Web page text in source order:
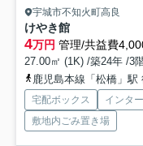
宇城市不知火町高良
けやき館
4万円 管理/共益費
27.00㎡ (1K) /築24年 /3
鹿児島本線「松橋」駅
宅配ボックス インタ
敷地内ごみ置き場